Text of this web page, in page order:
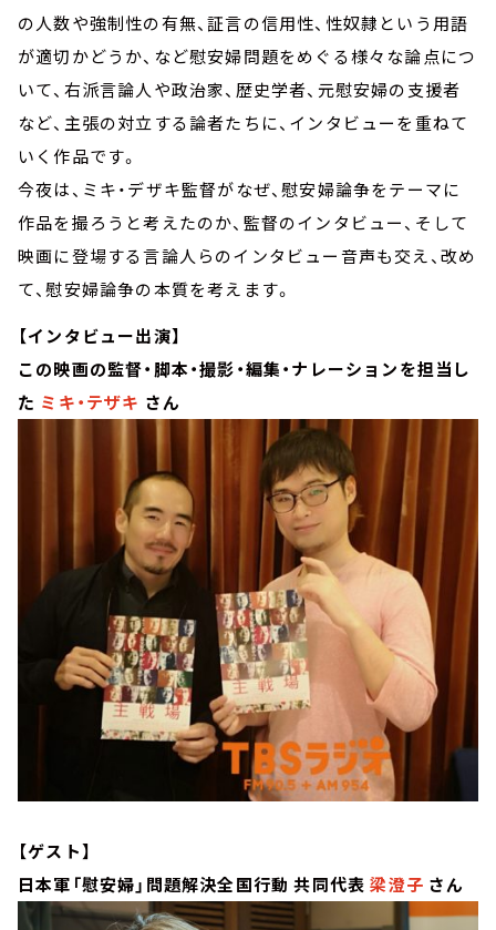
の人数や強制性の有無、証言の信用性、性奴隷という用語
が適切かどうか、など慰安婦問題をめぐる様々な論点につ
いて、右派言論人や政治家、歴史学者、元慰安婦の支援者
など、主張の対立する論者たちに、インタビューを重ねて
いく作品です。
今夜は、ミキ・デザキ監督がなぜ、慰安婦論争をテーマに
作品を撮ろうと考えたのか、監督のインタビュー、そして
映画に登場する言論人らのインタビュー音声も交え、改め
て、慰安婦論争の本質を考えます。
【インタビュー出演】
この映画の監督・脚本・撮影・編集・ナレーションを担当し
た ミキ・テザキ さん
【ゲスト】
日本軍「慰安婦」問題解決全国行動 共同代表 梁澄子 さん